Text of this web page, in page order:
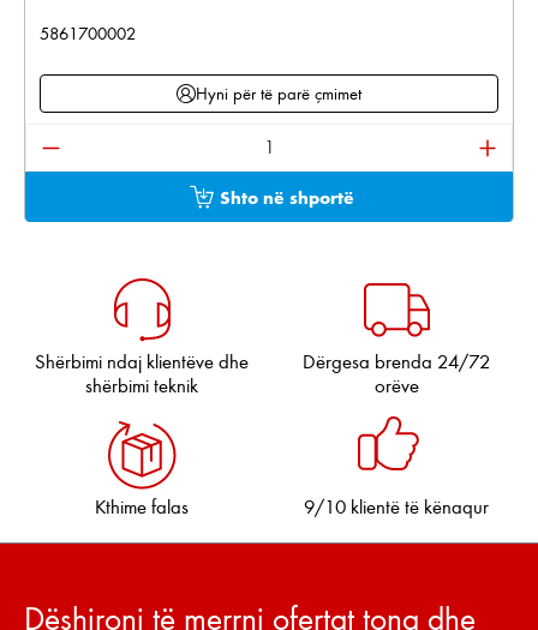
5861700002
Hyni për të parë çmimet
Sasia e produktit: Shkruani sasinë e dëshiruar
Shto në shportë
Shërbimi ndaj klientëve dhe
shërbimi teknik
Dërgesa brenda 24/72
orëve
Kthime falas 9/10 klientë të kënaqur
Dëshironi të merrni ofertat tona dhe